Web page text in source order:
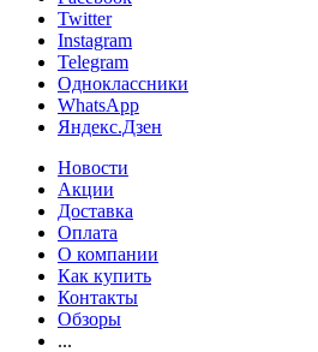
Twitter
Instagram
Telegram
Одноклассники
WhatsApp
Яндекс.Дзен
Новости
Акции
Доставка
Оплата
О компании
Как купить
Контакты
Обзоры
...